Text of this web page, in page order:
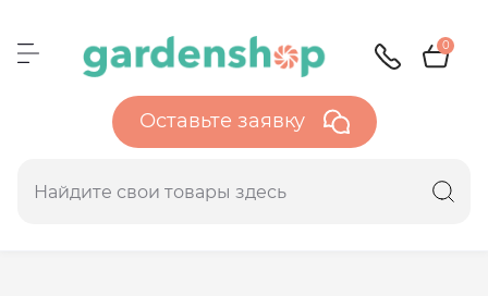
0
Оставьте заявку